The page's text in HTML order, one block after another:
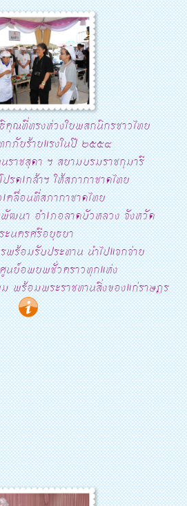
ณที่ทรงห่วงใยพสกนิกรชาวไทย
กภัยร้ายแรงในปี ๒๕๕๔
ราชสุดา ฯ สยามบรมราชกุมารี
รดเกล้าฯ ให้สภากาชาดไทย
คลื่อนที่สภากาชาดไทย
ฒนา อำเภอลาดบัวหลวง จังหวัด
ะนครศรีอยุธยา
พร้อมรับประทาน นำไปแจกจ่าย
นย์อพยพชั่วคราวทุกแห่ง
ม พร้อมพระราชทานสิ่งของแก่ราษฎร